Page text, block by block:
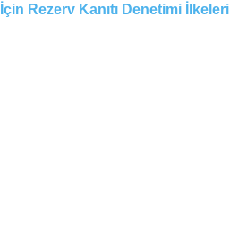
İçin Rezerv Kanıtı Denetimi İlkeleri